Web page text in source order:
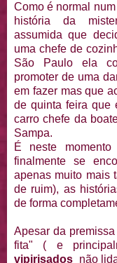
Como é normal
história da
assumida que
uma chefe de
São Paulo ela
promoter de uma
em fazer mas que
de quinta feira que
carro chefe da
Sampa.
É neste
finalmente se
apenas muito mais
de ruim), as
de forma
Apesar da
fita" ( e
vipirisados não